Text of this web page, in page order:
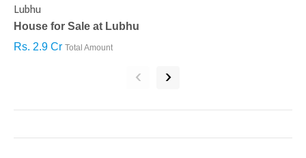
Lubhu
House for Sale at Lubhu
Rs. 2.9 Cr Total Amount
‹ ›